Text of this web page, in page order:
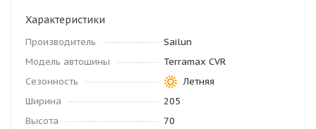
Характеристики
Производитель
Sailun
Модель автошины
Terramax CVR
Сезонность
Летняя
Ширина
205
Высота
70